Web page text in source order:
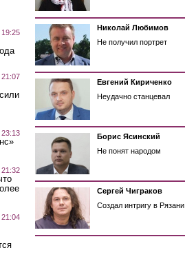
Николай Любимов
Не получил портрет
Евгений Кириченко
Неудачно станцевал
Борис Ясинский
Не понят народом
Сергей Чиграков
Создал интригу в Рязани